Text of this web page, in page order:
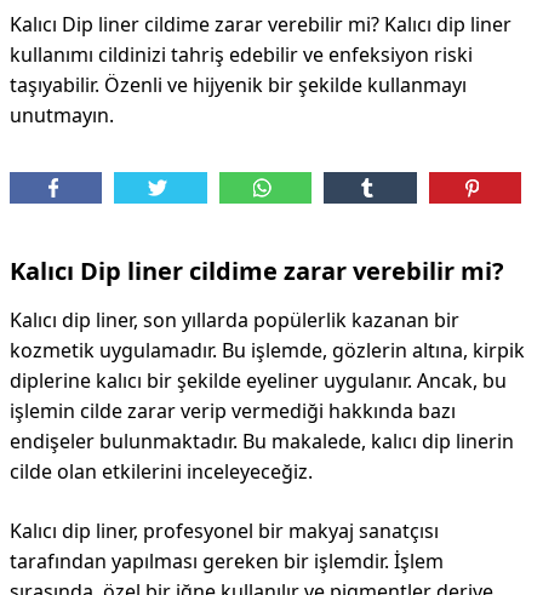
Kalıcı Dip liner cildime zarar verebilir mi? Kalıcı dip liner
kullanımı cildinizi tahriş edebilir ve enfeksiyon riski
taşıyabilir. Özenli ve hijyenik bir şekilde kullanmayı
unutmayın.
Kalıcı Dip liner cildime zarar verebilir mi?
Kalıcı dip liner, son yıllarda popülerlik kazanan bir
kozmetik uygulamadır. Bu işlemde, gözlerin altına, kirpik
diplerine kalıcı bir şekilde eyeliner uygulanır. Ancak, bu
işlemin cilde zarar verip vermediği hakkında bazı
endişeler bulunmaktadır. Bu makalede, kalıcı dip linerin
cilde olan etkilerini inceleyeceğiz.
Kalıcı dip liner, profesyonel bir makyaj sanatçısı
tarafından yapılması gereken bir işlemdir. İşlem